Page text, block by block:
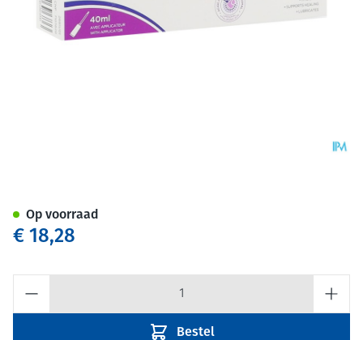
€ 18,28
Bestel
Op voorraad